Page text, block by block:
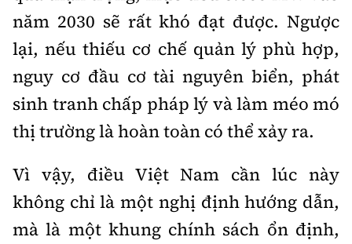
năm 2030 sẽ rất khó đạt được. Ngược
lại, nếu thiếu cơ chế quản lý phù hợp,
nguy cơ đầu cơ tài nguyên biển, phát
sinh tranh chấp pháp lý và làm méo mó
thị trường là hoàn toàn có thể xảy ra.
Vì vậy, điều Việt Nam cần lúc này
không chỉ là một nghị định hướng dẫn,
mà là một khung chính sách ổn định,